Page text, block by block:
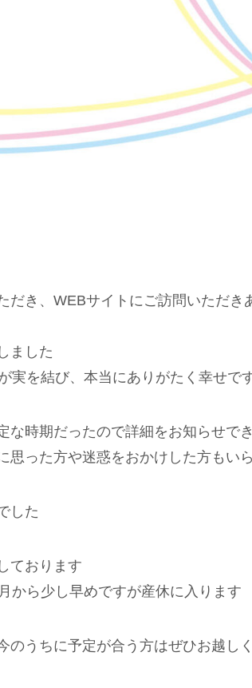
だき、WEBサイトにご訪問いただき
ました
実を結び、本当にありがたく幸せで
な時期だったので詳細をお知らせで
思った方や迷惑をおかけした方もい
した
ております
から少し早めですが産休に入ります
のうちに予定が合う方はぜひお越し